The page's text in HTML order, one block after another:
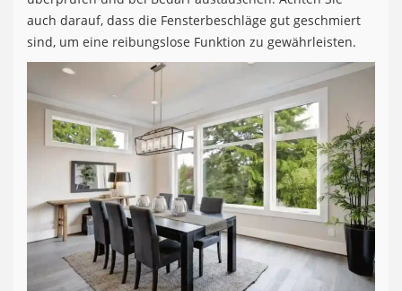
auch darauf, dass die Fensterbeschläge gut geschmiert
sind, um eine reibungslose Funktion zu gewährleisten.